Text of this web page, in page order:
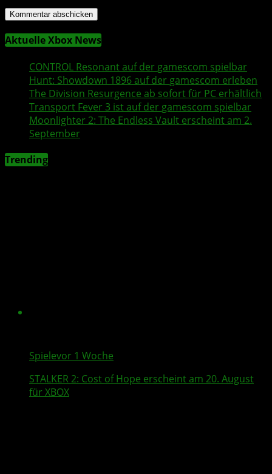
Aktuelle Xbox News
CONTROL Resonantauf der gamescom spielbar
Hunt: Showdown 1896auf der gamescom erleben
The Division Resurgence ab sofort für PC erhältlich
Transport Fever 3 ist auf der gamescom spielbar
Moonlighter 2: The Endless Vault erscheint am 2.
September
Trending
Spielevor 1 Woche
STALKER 2: Cost of Hope erscheint am 20. August
für XBOX